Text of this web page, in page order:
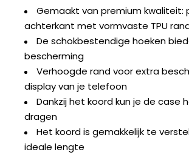
Gemaakt van premium kwaliteit:
achterkant met vormvaste TPU
De schokbestendige hoeken
bescherming
Verhoogde rand voor extra
display van je telefoon
Dankzij het koord kun je de case
dragen
Het koord is gemakkelijk te
ideale lengte